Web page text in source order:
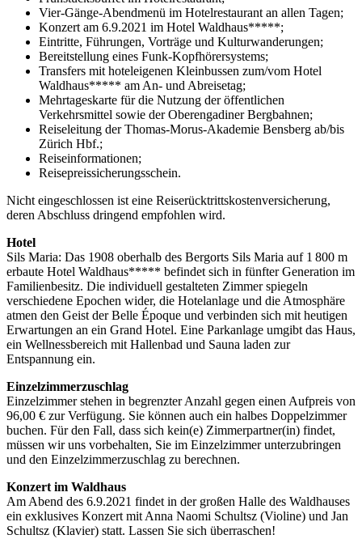
Vier-Gänge-Abendmenü im Hotelrestaurant an allen Tagen;
Konzert am 6.9.2021 im Hotel Waldhaus*****;
Eintritte, Führungen, Vorträge und Kulturwanderungen;
Bereitstellung eines Funk-Kopfhörersystems;
Transfers mit hoteleigenen Kleinbussen zum/vom Hotel
Waldhaus***** am An- und Abreisetag;
Mehrtageskarte für die Nutzung der öffentlichen
Verkehrsmittel sowie der Oberengadiner Bergbahnen;
Reiseleitung der Thomas-Morus-Akademie Bensberg ab/bis
Zürich Hbf.;
Reiseinformationen;
Reisepreissicherungsschein.
Nicht eingeschlossen ist eine Reiserücktrittskostenversicherung,
deren Abschluss dringend empfohlen wird.
Hotel
Sils Maria: Das 1908 oberhalb des Bergorts Sils Maria auf 1 800 m
erbaute Hotel Waldhaus***** befindet sich in fünfter Generation im
Familienbesitz. Die individuell gestalteten Zimmer spiegeln
verschiedene Epochen wider, die Hotelanlage und die Atmosphäre
atmen den Geist der Belle Époque und verbinden sich mit heutigen
Erwartungen an ein Grand Hotel. Eine Parkanlage umgibt das Haus,
ein Wellnessbereich mit Hallenbad und Sauna laden zur
Entspannung ein.
Einzelzimmerzuschlag
Einzelzimmer stehen in begrenzter Anzahl gegen einen Aufpreis von
96,00 € zur Verfügung. Sie können auch ein halbes Doppelzimmer
buchen. Für den Fall, dass sich kein(e) Zimmerpartner(in) findet,
müssen wir uns vorbehalten, Sie im Einzelzimmer unterzubringen
und den Einzelzimmerzuschlag zu berechnen.
Konzert im Waldhaus
Am Abend des 6.9.2021 findet in der großen Halle des Waldhauses
ein exklusives Konzert mit Anna Naomi Schultsz (Violine) und Jan
Schultsz (Klavier) statt. Lassen Sie sich überraschen!